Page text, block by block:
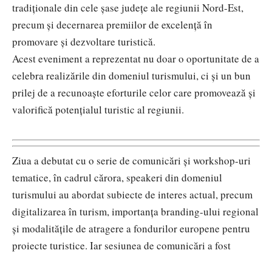
tradiționale din cele șase județe ale regiunii Nord-Est,
precum și decernarea premiilor de excelență în
promovare și dezvoltare turistică.
Acest eveniment a reprezentat nu doar o oportunitate de a
celebra realizările din domeniul turismului, ci și un bun
prilej de a recunoaște eforturile celor care promovează și
valorifică potențialul turistic al regiunii.
Ziua a debutat cu o serie de comunicări și workshop-uri
tematice, în cadrul cărora, speakeri din domeniul
turismului au abordat subiecte de interes actual, precum
digitalizarea în turism, importanța branding-ului regional
și modalitățile de atragere a fondurilor europene pentru
proiecte turistice. Iar sesiunea de comunicări a fost